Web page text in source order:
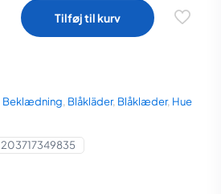
pris
er:
Tilføj til kurv
203717349835
Beklædning, Blåkläder, Blåklæder, Hue